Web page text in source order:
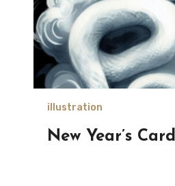
illustration
New Year’s